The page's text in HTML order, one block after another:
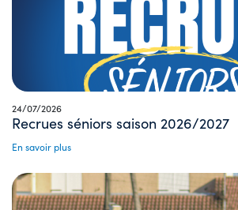
24/07/2026
Recrues séniors saison 2026/2027
En savoir plus